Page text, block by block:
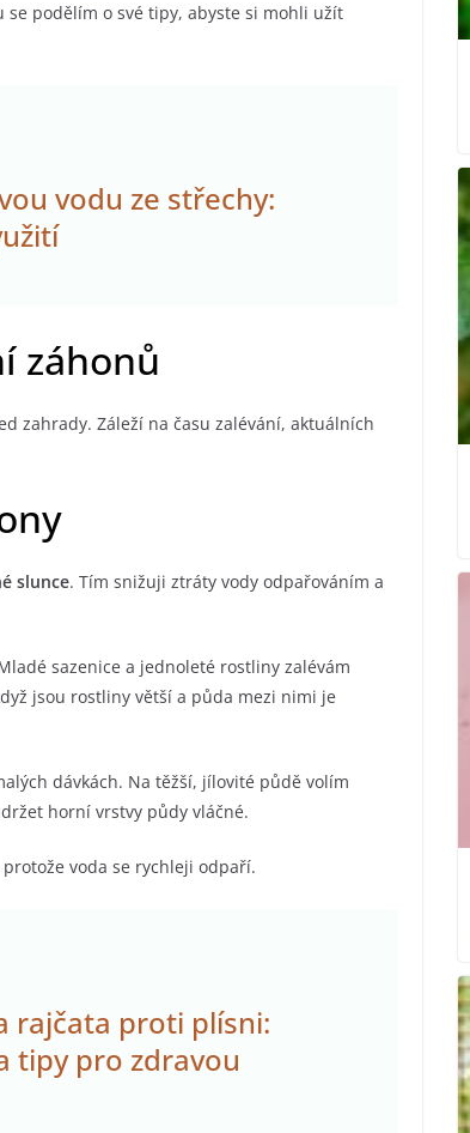
podělím o své tipy, abyste si mohli užít
vodu ze střechy:
záhonů
zahrady. Záleží na času zalévání, aktuálních
slunce. Tím snižuji ztráty vody odpařováním a
sazenice a jednoleté rostliny zalévám
jsou rostliny větší a půda mezi nimi je
dávkách. Na těžší, jílovité půdě volím
horní vrstvy půdy vláčné.
voda se rychleji odpaří.
rajčata proti plísni:
tipy pro zdravou